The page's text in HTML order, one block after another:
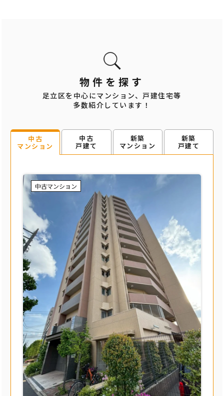
物件を探す
足立区を中心にマンション、戸建住宅等
多数紹介しています！
中古
マンション
中古
戸建て
新築
マンション
新築
戸建て
中古マンション